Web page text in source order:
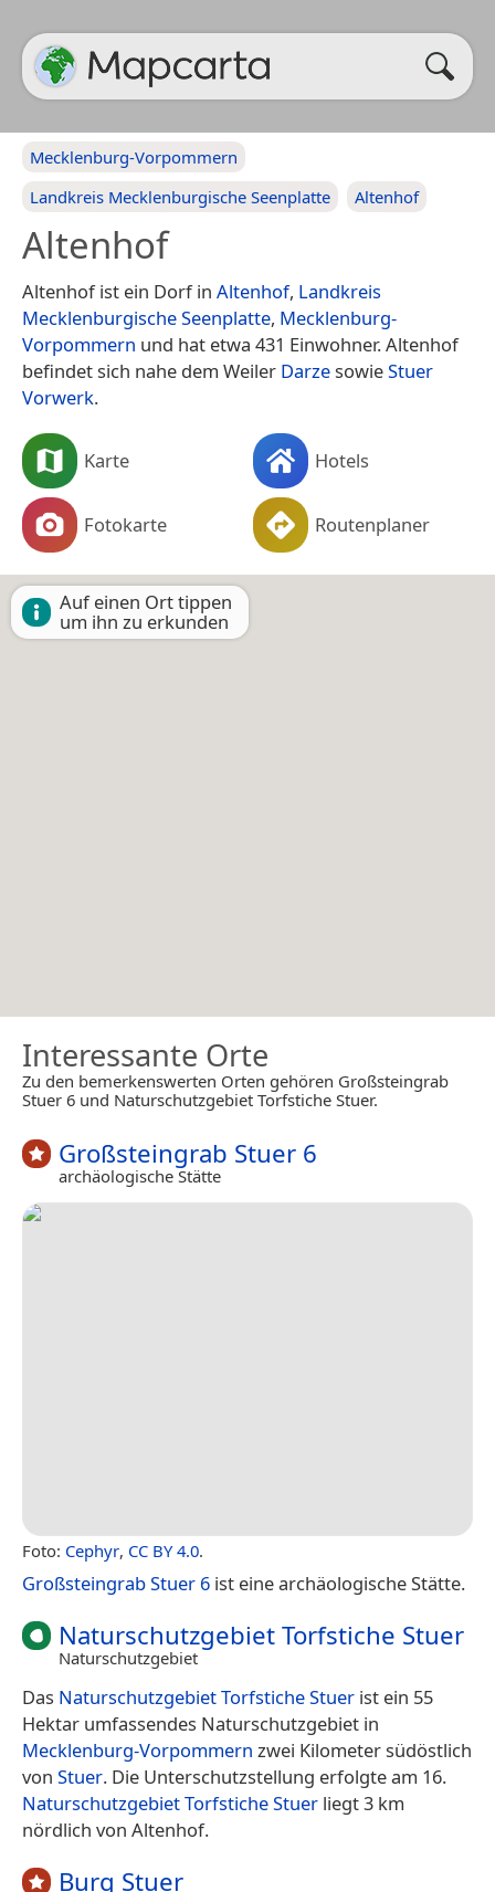
Mecklenburg-Vorpommern
Landkreis Mecklenburgische Seenplatte
Altenhof
Altenhof
Altenhof ist ein Dorf in Altenhof, Landkreis
Mecklenburgische Seenplatte, Mecklenburg-
Vorpommern und hat etwa 431 Einwohner. Altenhof
befindet sich nahe dem Weiler DarzesowieStuer
Vorwerk.
Karte Hotels
Fotokarte Routenplaner
Auf einen Ort tippen
um ihn zu erkunden
Interessante Orte
Zu den bemerkenswerten Orten gehören Großsteingrab
Stuer 6 und Naturschutzgebiet Torfstiche Stuer.
Großsteingrab Stuer 6
archäologische Stätte
Foto: Cephyr, CC BY 4.0.
Großsteingrab Stuer 6 ist eine archäologische Stätte.
Naturschutzgebiet Torfstiche Stuer
Naturschutzgebiet
Das Naturschutzgebiet Torfstiche Stuer ist ein 55
Hektar umfassendes Naturschutzgebiet in
Mecklenburg-Vorpommern zwei Kilometer südöstlich
von Stuer. Die Unterschutzstellung erfolgte am 16.
Naturschutzgebiet Torfstiche Stuer liegt 3 km
nördlich von Altenhof.
Burg Stuer